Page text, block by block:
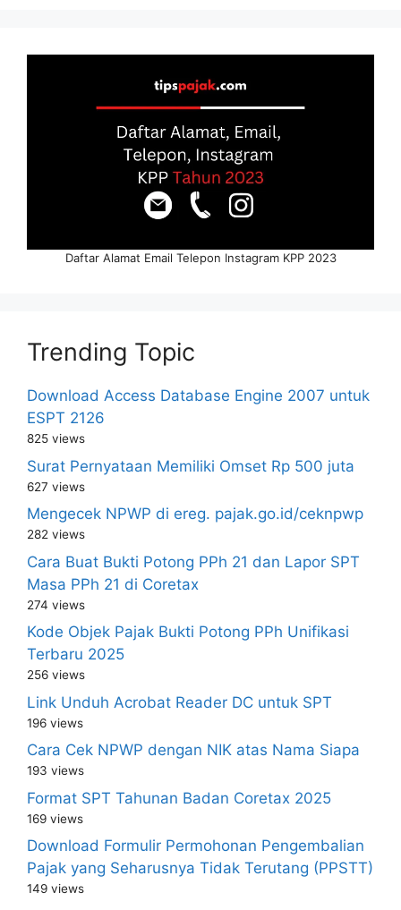
Daftar Alamat Email Telepon Instagram KPP 2023
Trending Topic
Download Access Database Engine 2007 untuk
ESPT 2126
825 views
Surat Pernyataan Memiliki Omset Rp 500 juta
627 views
Mengecek NPWP di ereg. pajak.go.id/ceknpwp
282 views
Cara Buat Bukti Potong PPh 21 dan Lapor SPT
Masa PPh 21 di Coretax
274 views
Kode Objek Pajak Bukti Potong PPh Unifikasi
Terbaru 2025
256 views
Link Unduh Acrobat Reader DC untuk SPT
196 views
Cara Cek NPWP dengan NIK atas Nama Siapa
193 views
Format SPT Tahunan Badan Coretax 2025
169 views
Download Formulir Permohonan Pengembalian
Pajak yang Seharusnya Tidak Terutang (PPSTT)
149 views